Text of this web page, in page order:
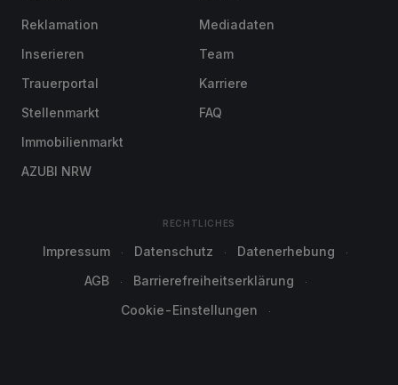
Reklamation
Inserieren
Trauerportal
Stellenmarkt
Immobilienmarkt
AZUBI NRW
Mediadaten
Team
Karriere
FAQ
RECHTLICHES
Impressum Datenschutz
Datenerhebung
AGB
Barrierefreiheitserklärung
Cookie-Einstellungen